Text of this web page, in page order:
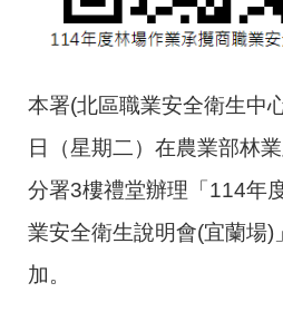
本署(北區職業安全衛生中
日（星期二）在農業部林
分署3樓禮堂辦理「114年
業安全衛生說明會(宜蘭場)
加。